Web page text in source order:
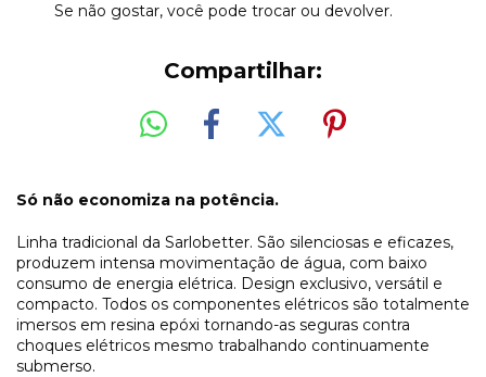
Se não gostar, você pode trocar ou devolver.
Compartilhar:
Só não economiza na potência.
Linha tradicional da Sarlobetter. São silenciosas e eficazes,
produzem intensa movimentação de água, com baixo
consumo de energia elétrica. Design exclusivo, versátil e
compacto. Todos os componentes elétricos são totalmente
imersos em resina epóxi tornando-as seguras contra
choques elétricos mesmo trabalhando continuamente
submerso.